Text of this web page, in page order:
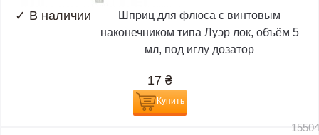
✓ В наличии
Шприц для флюса с винтовым
наконечником типа Луэр лок, объём 5
мл, под иглу дозатор
17 ₴
Купить